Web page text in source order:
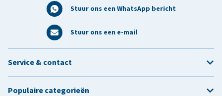
Stuur ons een WhatsApp bericht
Stuur ons een e-mail
Service & contact
Populaire categorieën